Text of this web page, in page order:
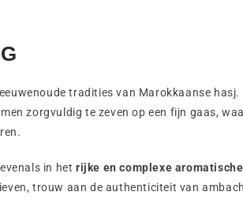
tradities van Marokkaanse
zorgvuldig te zeven op een fijn gaas,
in hetrijke en complexe
trouw aan de authenticiteit van